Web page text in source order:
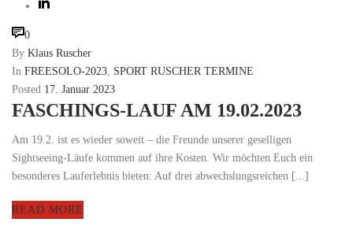
0
By Klaus Ruscher
In FREESOLO-2023, SPORT RUSCHER TERMINE
Posted 17. Januar 2023
FASCHINGS-LAUF AM 19.02.2023
Am 19.2. ist es wieder soweit – die Freunde unserer geselligen
Sightseeing-Läufe kommen auf ihre Kosten. Wir möchten Euch ein
besonderes Lauferlebnis bieten: Auf drei abwechslungsreichen [...]
READ MORE